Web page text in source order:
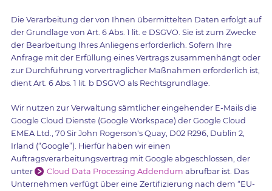
Die Verarbeitung der von Ihnen übermittelten Daten erfolgt auf
der Grundlage von Art. 6 Abs. 1 lit. e DSGVO. Sie ist zum Zwecke
der Bearbeitung Ihres Anliegens erforderlich. Sofern Ihre
Anfrage mit der Erfüllung eines Vertrags zusammenhängt oder
zur Durchführung vorvertraglicher Maßnahmen erforderlich ist,
dient Art. 6 Abs. 1 lit. b DSGVO als Rechtsgrundlage.
Wir nutzen zur Verwaltung sämtlicher eingehender E-Mails die
Google Cloud Dienste (Google Workspace) der Google Cloud
EMEA Ltd., 70 Sir John Rogerson's Quay, D02 R296, Dublin 2,
Irland (“Google”). Hierfür haben wir einen
Auftragsverarbeitungsvertrag mit Google abgeschlossen, der
unter
Cloud Data Processing Addendum abrufbar ist. Das
Unternehmen verfügt über eine Zertifizierung nach dem “EU-